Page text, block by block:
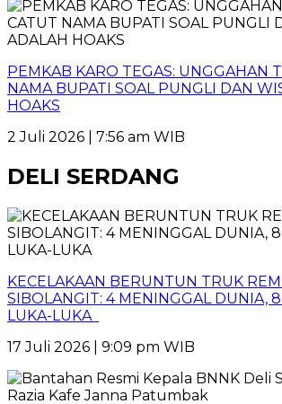
PEMKAB KARO TEGAS: UNGGAHAN
NAMA BUPATI SOAL PUNGLI DAN
HOAKS
2 Juli 2026 | 7:56 am WIB
DELI SERDANG
KECELAKAAN BERUNTUN TRUK
SIBOLANGIT: 4 MENINGGAL DUNIA,
LUKA-LUKA
17 Juli 2026 | 9:09 pm WIB